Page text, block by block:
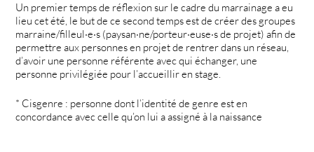
Un premier temps de réflexion sur le cadre du marrainage a eu
lieu cet été, le but de ce second temps est de créer des groupes
marraine/filleul·e·s (paysan·ne/porteur·euse·s de projet) afin de
permettre aux personnes en projet de rentrer dans un réseau,
d’avoir une personne référente avec qui échanger, une
personne privilégiée pour l’accueillir en stage.
* Cisgenre : personne dont l’identité de genre est en
concordance avec celle qu’on lui a assigné à la naissance